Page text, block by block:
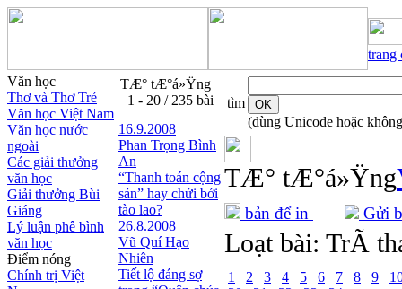
trang
Văn học
Thơ và Thơ Trẻ
Văn học Việt Nam
Văn học nước
ngoài
Các giải thưởng
văn học
Giải thưởng Bùi
Giáng
Lý luận phê bình
văn học
Điểm nóng
Chính trị Việt
TÆ° tÆ°á»Ÿng
1 - 20 / 235 bài
16.9.2008
Phan Trọng Bình
An
“Thanh toán cộng
sản” hay chửi bới
tào lao?
26.8.2008
Vũ Quí Hạo
Nhiên
Tiết lộ đáng sợ
tìm
(dùng Unicode hoặc
TÆ° tÆ°á»Ÿng
bản để in Gửi
Loạt bài: TrÃ­
1 2 3 4 5 6 7 8 9